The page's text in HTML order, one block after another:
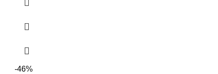
-46%